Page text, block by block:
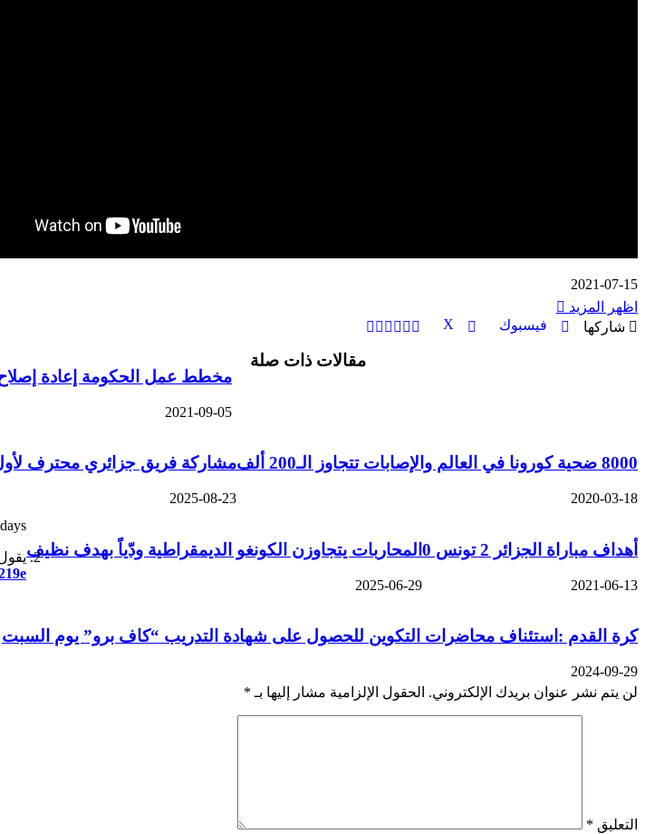
2021-07-15
اظهر المزيد
شاركها
فيسبوك ‫X
البريد
مقالات ذات صلة
مخطط عمل الحكومة إعادة إصلاح
2021-09-05
8000 ضحية كورونا في العالم والإصابات تتجاوز الـ200 ألف
2020-03-18
مشاركة فريق جزائري محترف
2025-08-23
أهداف مباراة الجزائر 2 تونس 0
2021-06-13
المحاربات يتجاوزن الكونغو الديمقراطية ودّياً بهدف نظيف
2025-06-29
كرة القدم :استئناف محاضرات التكوين للحصول على شهادة التدريب “كاف برو” يوم السبت
2024-09-29
🔐
لن يتم نشر عنوان بريدك الإلكتروني. الحقول الإلزامية مشار إليها بـ *
التعليق *